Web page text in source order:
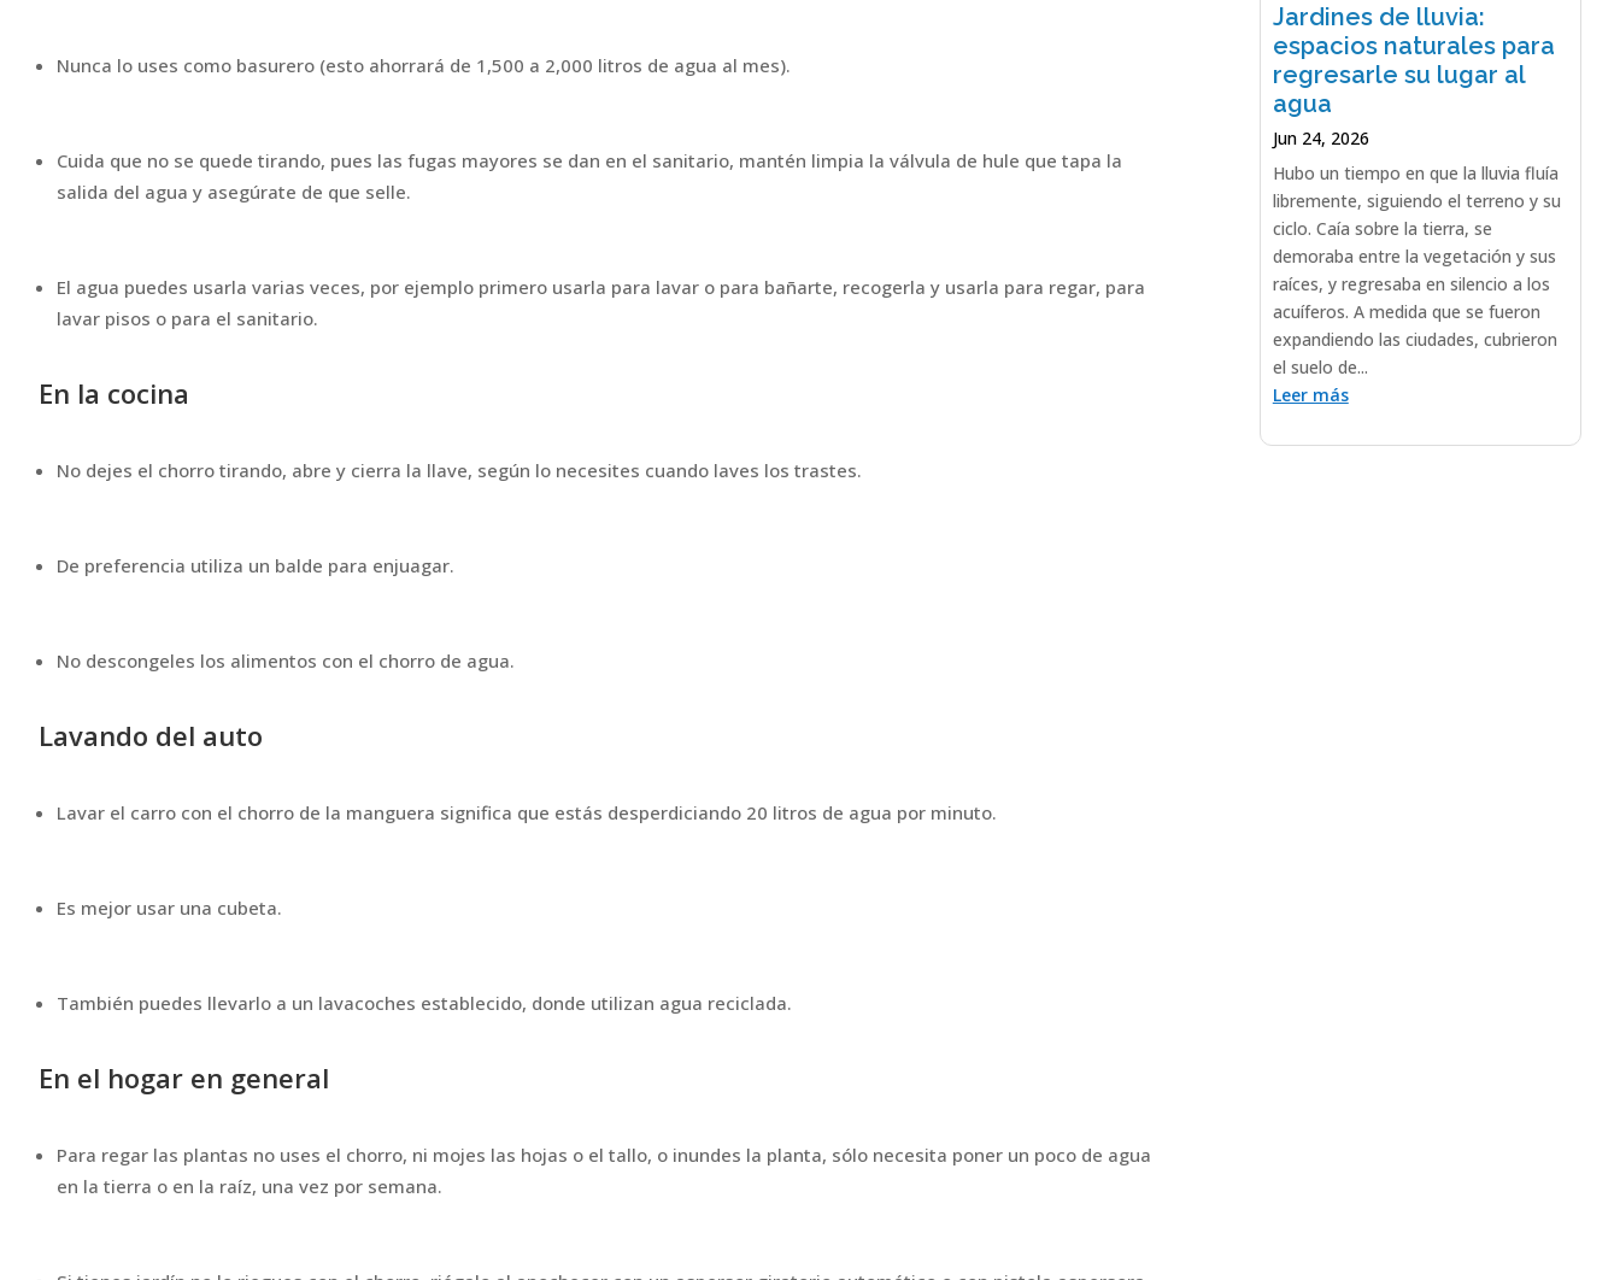
Nunca lo uses como basurero (esto ahorrará de 1,500 a 2,000 litros de agua al mes).
Cuida que no se quede tirando, pues las fugas mayores se dan en el sanitario, mantén limpia la válvula de hule que tapa la
salida del agua y asegúrate de que selle.
El agua puedes usarla varias veces, por ejemplo primero usarla para lavar o para bañarte, recogerla y usarla para regar, para
lavar pisos o para el sanitario.
En la cocina
No dejes el chorro tirando, abre y cierra la llave, según lo necesites cuando laves los trastes.
De preferencia utiliza un balde para enjuagar.
No descongeles los alimentos con el chorro de agua.
Lavando del auto
Lavar el carro con el chorro de la manguera significa que estás desperdiciando 20 litros de agua por minuto.
Es mejor usar una cubeta.
También puedes llevarlo a un lavacoches establecido, donde utilizan agua reciclada.
En el hogar en general
Para regar las plantas no uses el chorro, ni mojes las hojas o el tallo, o inundes la planta, sólo necesita poner un poco de agua
en la tierra o en la raíz, una vez por semana.
Jardines de lluvia:
espacios naturales para
regresarle su lugar al
agua
Jun 24, 2026
Hubo un tiempo en que la lluvia fluía
libremente, siguiendo el terreno y su
ciclo. Caía sobre la tierra, se
demoraba entre la vegetación y sus
raíces, y regresaba en silencio a los
acuíferos. A medida que se fueron
expandiendo las ciudades, cubrieron
el suelo de...
Leer más